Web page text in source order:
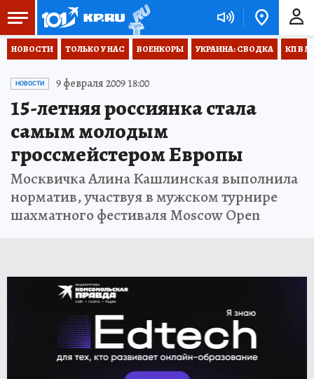
НОВОСТИ ТОЛЬКО У НАС ВОЕНКОРЫ УКРАИНА: СВОДКА КП В
НОВОСТИ 9 февраля 2009 18:00
15-летняя россиянка стала
самым молодым
гроссмейстером Европы
Москвичка Алина Кашлинская выполнила
норматив, участвуя в мужском турнире
шахматного фестиваля Moscow Open